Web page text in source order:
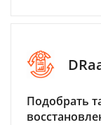
Подобрать